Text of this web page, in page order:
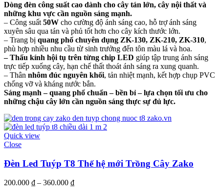
Dòng đèn công suất cao dành cho cây tán lớn, cây nội thất và
những khu vực cần nguồn sáng mạnh.
– Công suất50W cho cường độ ánh sáng cao, hỗ trợ ánh sáng
xuyên sâu qua tán và phủ tốt hơn cho cây kích thước lớn.
– Trang bị quang phổ chuyên dụng ZK-130, ZK-210, ZK-310,
phù hợp nhiều nhu cầu từ sinh trưởng đến tôn màu lá và hoa.
– Thấu kính hội tụ trên từng chip LED giúp tập trung ánh sáng
trực tiếp xuống cây, hạn chế thất thoát ánh sáng ra xung quanh.
– Thân nhôm đúc nguyên khối, tản nhiệt mạnh, kết hợp chụp PVC
chống vỡ và kháng nước bắn.
Sáng mạnh – quang phổ chuẩn – bền bỉ – lựa chọn tối ưu cho
những chậu cây lớn cần nguồn sáng thực sự đủ lực.
Quick view
Close
Đèn Led Tuýp T8 Thế hệ mới Trồng Cây Zako
200.000 ₫ – 360.000 ₫